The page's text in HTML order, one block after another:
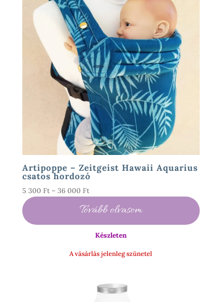
Artipoppe – Zeitgeist Hawaii Aquarius
csatos hordozó
5 300 Ft – 36 000 FtÁrtartomány:
300 Ft
-
36
Tovább olvasom
Készleten
A vásárlás jelenleg szünetel